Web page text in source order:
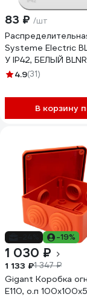
83 ₽ /шт
Systeme Electric
У IP42, БЕЛЫЙ
4.9(31)
В корзину
-19%
1 030 ₽
1 133 ₽1 347 ₽
Gigant Коробка
E110, о.п